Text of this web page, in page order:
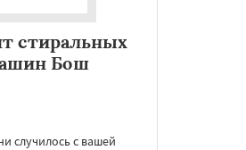
стиральных
Бош
случилось с вашей